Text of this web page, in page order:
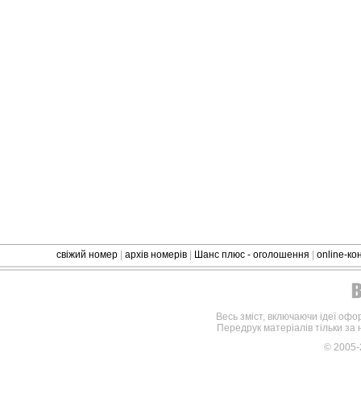
свіжий номер архів номерів Шанс плюс - оголошення online-
Весь зміст, включаючи ідеї
Передрук матеріалів тільки
©